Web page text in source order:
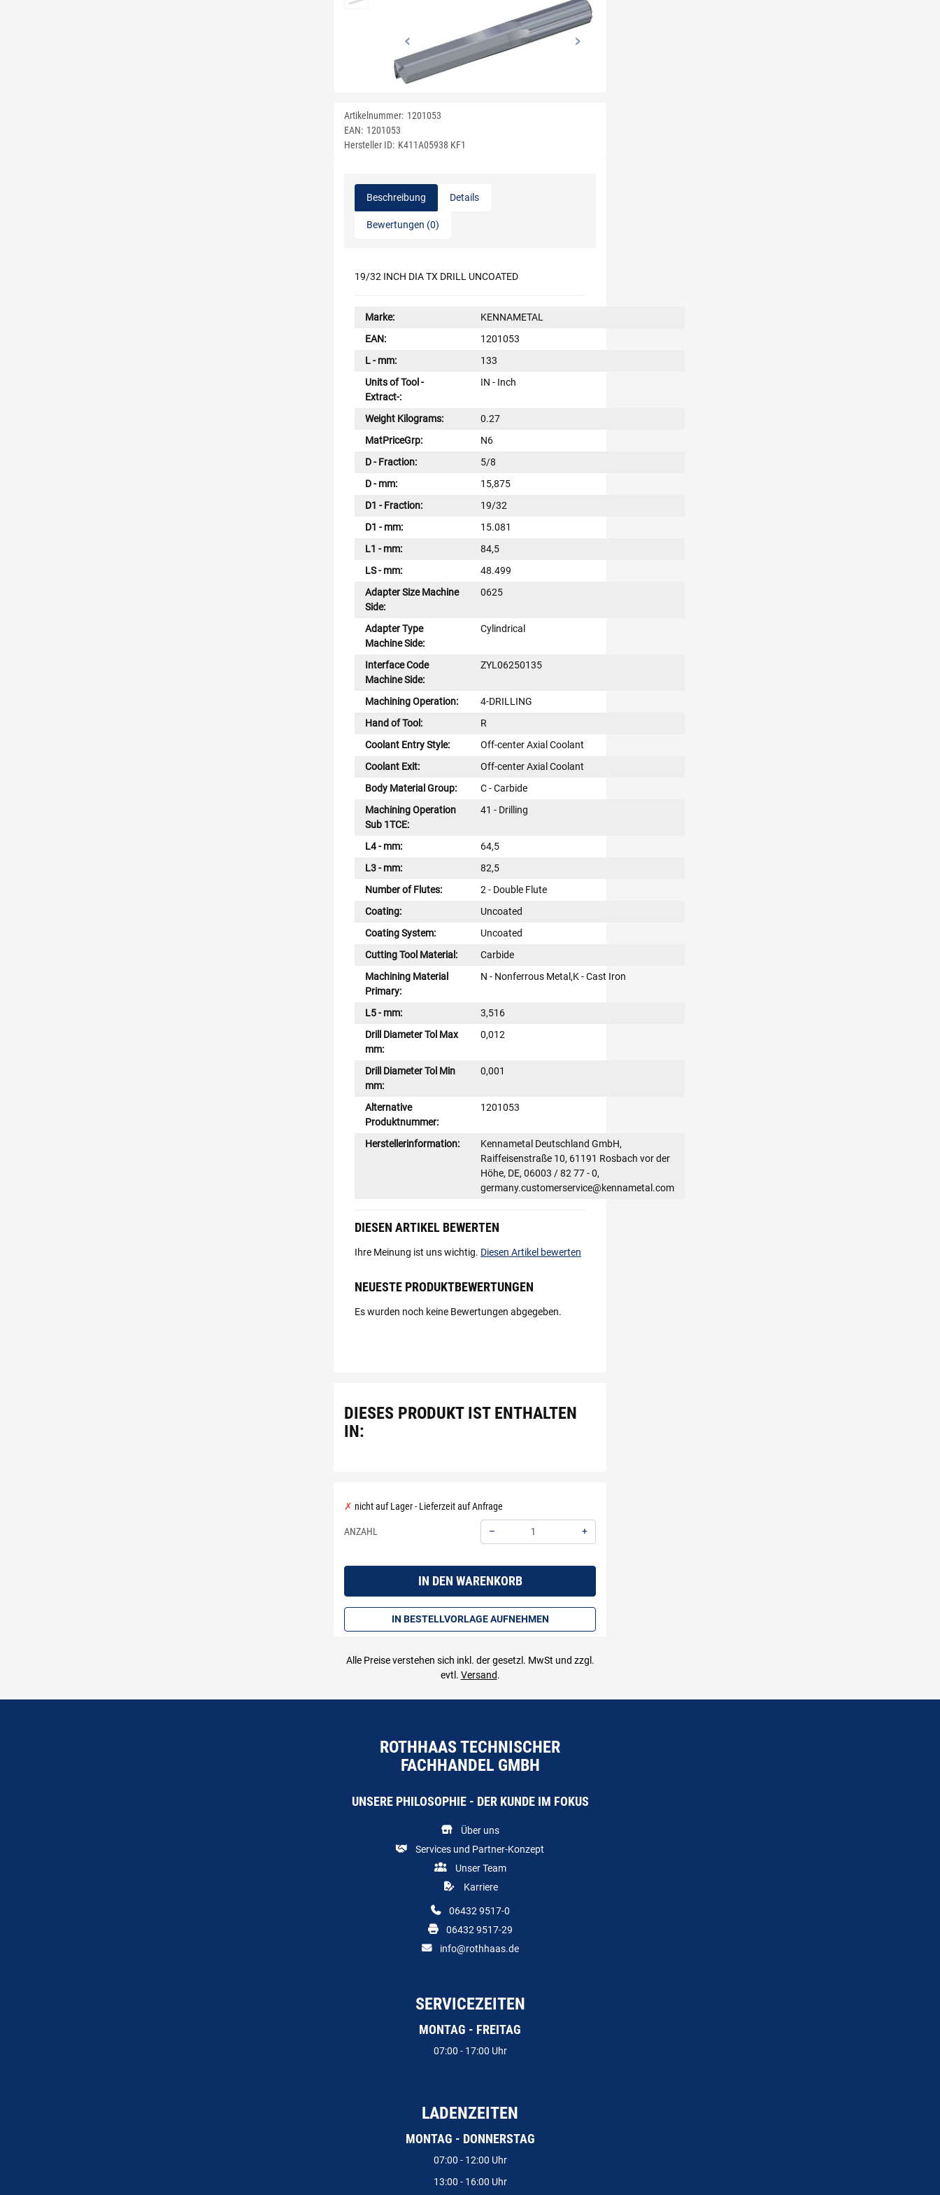
Artikelnummer: 1201053
EAN: 1201053
Hersteller ID: K411A05938 KF1
Beschreibung Details
Bewertungen (0)
19/32 INCH DIA TX DRILL UNCOATED
Marke:
KENNAMETAL
EAN:
1201053
L - mm:
133
Units of Tool -
Extract-:
IN - Inch
Weight Kilograms:
0.27
MatPriceGrp:
N6
D - Fraction:
5/8
D - mm:
15,875
D1 - Fraction:
19/32
D1 - mm:
15.081
L1 - mm:
84,5
LS - mm:
48.499
Adapter Size Machine
Side:
0625
Adapter Type
Machine Side:
Cylindrical
Interface Code
Machine Side:
ZYL06250135
Machining Operation:
4-DRILLING
Hand of Tool:
R
Coolant Entry Style:
Off-center Axial Coolant
Coolant Exit:
Off-center Axial Coolant
Body Material Group:
C - Carbide
Machining Operation
Sub 1TCE:
41 - Drilling
L4 - mm:
64,5
L3 - mm:
82,5
Number of Flutes:
2 - Double Flute
Coating:
Uncoated
Coating System:
Uncoated
Cutting Tool Material:
Carbide
Machining Material
Primary:
N - Nonferrous Metal,K - Cast Iron
L5 - mm:
3,516
Drill Diameter Tol Max
mm:
0,012
Drill Diameter Tol Min
mm:
0,001
Alternative
Produktnummer:
1201053
Herstellerinformation:
Kennametal Deutschland GmbH,
Raiffeisenstraße 10, 61191 Rosbach vor der
Höhe, DE, 06003 / 82 77 - 0,
germany.customerservice@kennametal.com
DIESEN ARTIKEL BEWERTEN
Ihre Meinung ist uns wichtig. Diesen Artikel bewerten
NEUESTE PRODUKTBEWERTUNGEN
Es wurden noch keine Bewertungen abgegeben.
DIESES PRODUKT IST ENTHALTEN
IN:
nicht auf Lager - Lieferzeit auf Anfrage
ANZAHL –
+
IN DEN WARENKORB
IN BESTELLVORLAGE AUFNEHMEN
Alle Preise verstehen sich inkl. der gesetzl. MwSt und zzgl.
evtl. Versand.
ROTHHAAS TECHNISCHER
FACHHANDEL GMBH
UNSERE PHILOSOPHIE - DER KUNDE IM FOKUS
Über uns
Services und Partner-Konzept
Unser Team
Karriere
06432 9517-0
06432 9517-29
info@rothhaas.de
SERVICEZEITEN
MONTAG - FREITAG
07:00 - 17:00 Uhr
LADENZEITEN
MONTAG - DONNERSTAG
07:00 - 12:00 Uhr
13:00 - 16:00 Uhr